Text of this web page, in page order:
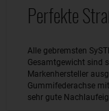
Perfekte
Alle gebremsten
Gesamtgewicht sind
Markenhersteller
Gummifederachse
sehr gute